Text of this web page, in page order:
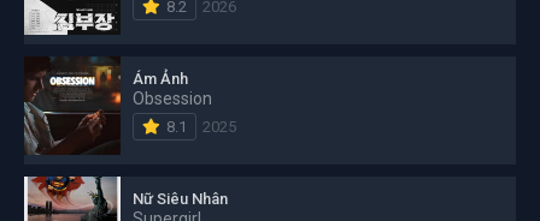
8.2 2026
Ám Ảnh
Obsession
8.1 2025
Nữ Siêu Nhân